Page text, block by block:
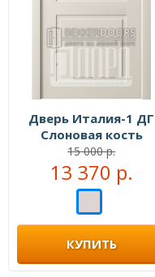
Дверь Италия-1 ДГ
Слоновая кость
15 000 р.
13 370 р.
КУПИТЬ